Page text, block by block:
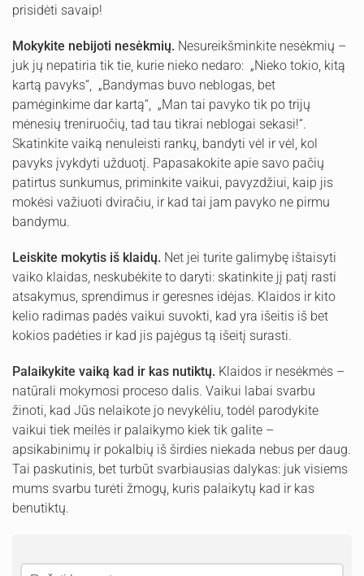
prisidėti savaip!
Mokykite nebijoti nesėkmių. Nesureikšminkite nesėkmių –
juk jų nepatiria tik tie, kurie nieko nedaro: „Nieko tokio, kitą
kartą pavyks“, „Bandymas buvo neblogas, bet
pamėginkime dar kartą“, „Man tai pavyko tik po trijų
mėnesių treniruočių, tad tau tikrai neblogai sekasi!“.
Skatinkite vaiką nenuleisti rankų, bandyti vėl ir vėl, kol
pavyks įvykdyti užduotį. Papasakokite apie savo pačių
patirtus sunkumus, priminkite vaikui, pavyzdžiui, kaip jis
mokėsi važiuoti dviračiu, ir kad tai jam pavyko ne pirmu
bandymu.
Leiskite mokytis iš klaidų. Net jei turite galimybę ištaisyti
vaiko klaidas, neskubėkite to daryti: skatinkite jį patį rasti
atsakymus, sprendimus ir geresnes idėjas. Klaidos ir kito
kelio radimas padės vaikui suvokti, kad yra išeitis iš bet
kokios padėties ir kad jis pajėgus tą išeitį surasti.
Palaikykite vaiką kad ir kas nutiktų. Klaidos ir nesėkmės –
natūrali mokymosi proceso dalis. Vaikui labai svarbu
žinoti, kad Jūs nelaikote jo nevykėliu, todėl parodykite
vaikui tiek meilės ir palaikymo kiek tik galite –
apsikabinimų ir pokalbių iš širdies niekada nebus per daug.
Tai paskutinis, bet turbūt svarbiausias dalykas: juk visiems
mums svarbu turėti žmogų, kuris palaikytų kad ir kas
benutiktų.